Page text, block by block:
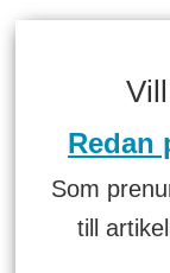
Redan
Som
till